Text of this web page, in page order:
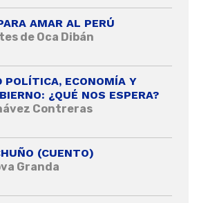
AMAR AL PERÚ
de Oca Dibán
POLÍTICA, ECONOMÍA Y
¿QUÉ NOS ESPERA?
Contreras
(CUENTO)
Granda